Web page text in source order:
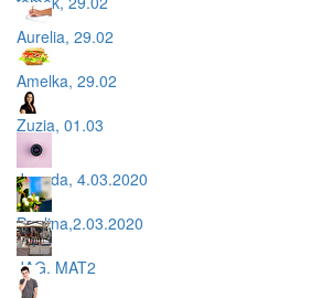
Aurelia, 29.02
Amelka, 29.02
Zuzia, 01.03
Jagoda, 4.03.2020
Paulina,2.03.2020
JAG. MAT2